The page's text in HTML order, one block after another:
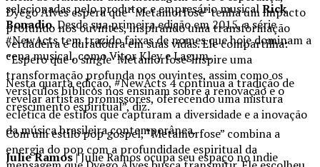
Dyego Alves espera que “Metamorfose” tenha um impacto
profundo nos ouvintes, inspirando uma transformação
verdadeira e duradoura em suas vidas. Ele compartilha:
“Espero que o single ‘Metamorfose’ inspire uma
transformação profunda nos ouvintes, assim como os
versículos bíblicos nos ensinam sobre a renovação e o
crescimento espiritual”, diz.
Com um estilo pop gospel, “Metamorfose” combina a
energia do pop com a profundidade espiritual da
selecionadas pelo produtor e empresário musicalRick
Bonadio. Desde sua primeira edição em 2015, a série
#NewActs tem trazido faixas de nomes que hoje dominam a
cena musical, como Vitor Kley e Lagum.
Nesta quarta edição, #NewActs 4 continua a tradição de
revelar artistas promissores, oferecendo uma mistura
eclética de estilos que capturam a diversidade e a inovação
da música brasileira contemporânea.
Julie Ramos| Julie Ramos ocupa seu espaço no indie